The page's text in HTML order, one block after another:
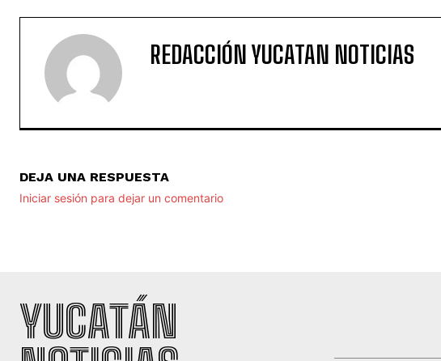
REDACCIÓN YUCATAN NOTICIAS
DEJA UNA RESPUESTA
Iniciar sesión para dejar un comentario
YUCATÁN